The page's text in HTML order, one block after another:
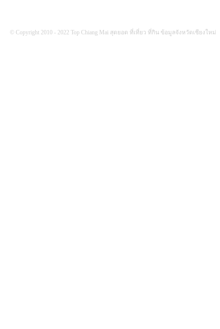
© Copyright 2010 - 2022 Top Chiang Mai สุดยอด ที่เที่ยว ที่กิน ข้อมูลจังหวัดเชียงใหม่